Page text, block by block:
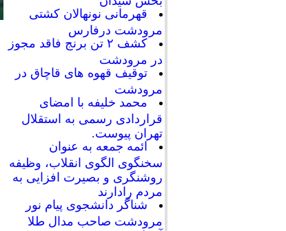
قهرمانی نونهالان کشتی
مرودشت درفارس
کشف ۲ تن برنج فاقد مجوز
در مرودشت
توقیف قهوه های قاچاق در
مرودشت
محمد خلیفه با امضای
قراردادی رسمی به استقلال
تهران پیوست.
ائمه جمعه به عنوان
سخنگوی الگوی انقلاب، وظیفه
روشنگری و بصیرت افزایی به
مردم رادارند
شناگر دانشجوی پیام نور
مرودشت صاحب مدال طلا